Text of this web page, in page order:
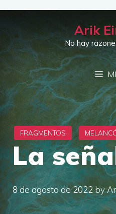
Saltar
contenido
Arik
No hay
La
8 de agosto de 2022by